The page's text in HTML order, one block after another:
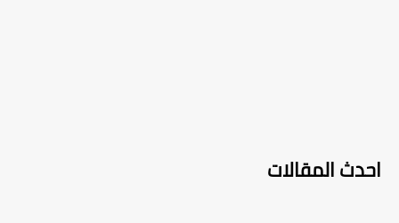
احدث المقالات